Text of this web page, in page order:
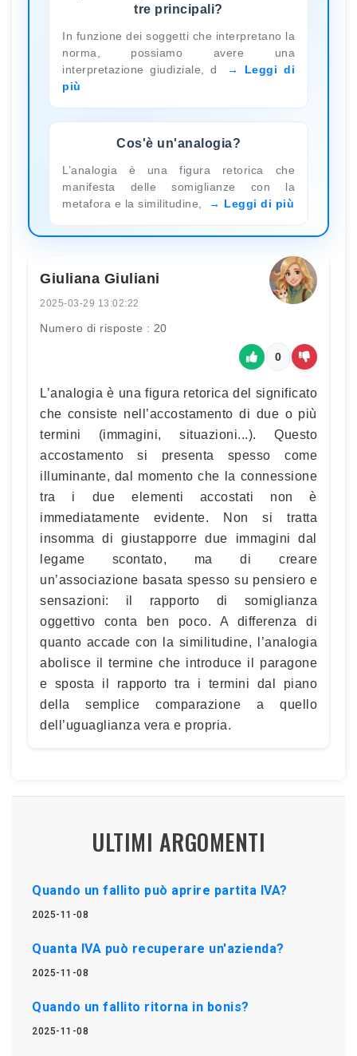
tre principali?
In funzione dei soggetti che interpretano la
norma, possiamo avere una
interpretazione giudiziale, d
Leggi di
più
Cos'è un'analogia?
L’analogia è una figura retorica che
manifesta delle somiglianze con la
metafora e la similitudine,
Leggi di più
Giuliana Giuliani
2025-03-29 13:02:22
Numero di risposte : 20
0
L’analogia è una figura retorica del significato
che consiste nell’accostamento di due o più
termini (immagini, situazioni...). Questo
accostamento si presenta spesso come
illuminante, dal momento che la connessione
tra i due elementi accostati non è
immediatamente evidente. Non si tratta
insomma di giustapporre due immagini dal
legame scontato, ma di creare
un’associazione basata spesso su pensiero e
sensazioni: il rapporto di somiglianza
oggettivo conta ben poco. A differenza di
quanto accade con la similitudine, l’analogia
abolisce il termine che introduce il paragone
e sposta il rapporto tra i termini dal piano
della semplice comparazione a quello
dell’uguaglianza vera e propria.
ULTIMI ARGOMENTI
Quando un fallito può aprire partita IVA?
2025-11-08
Quanta IVA può recuperare un'azienda?
2025-11-08
Quando un fallito ritorna in bonis?
2025-11-08